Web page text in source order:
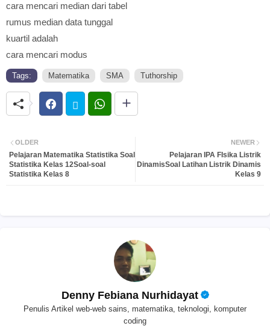
cara mencari median dari tabel
rumus median data tunggal
kuartil adalah
cara mencari modus
Tags: Matematika SMA Tuthorship
NEWER
Pelajaran IPA FIsika Listrik
DinamisSoal Latihan Listrik Dinamis
Kelas 9
OLDER
Pelajaran Matematika Statistika Soal
Statistika Kelas 12Soal-soal
Statistika Kelas 8
Denny Febiana Nurhidayat
Penulis Artikel web-web sains, matematika, teknologi, komputer
coding